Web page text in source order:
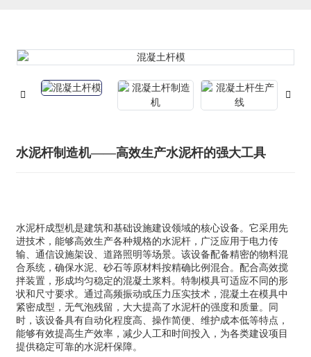
水泥杆制造机——高效生产水泥杆的强大工具
水泥杆成型机是建筑和基础设施建设领域的核心设备。它采用先
进技术，能够高效生产各种规格的水泥杆，广泛应用于电力传
输、通信设施架设、道路照明等场景。该设备配备精密的物料混
合系统，确保水泥、砂石等原材料按精确比例混合。配合高效搅
拌装置，形成均匀稳定的混凝土浆料。特制模具可适应不同的形
状和尺寸要求。通过高频振动或压力压实技术，混凝土在模具中
紧密成型，无气泡残留，大大提高了水泥杆的强度和质量。同
时，该设备具有自动化程度高、操作简便、维护成本低等特点，
能够有效提高生产效率，减少人工和时间投入，为各类建设项目
提供稳定可靠的水泥杆保障。